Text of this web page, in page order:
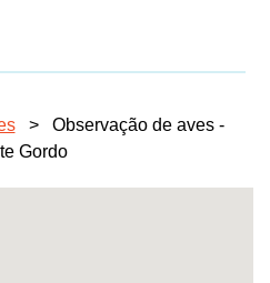
>
Observação de aves -
Gordo